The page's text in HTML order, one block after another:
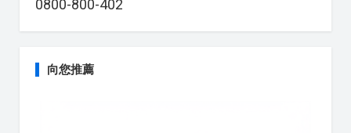
0800-800-402
向您推薦